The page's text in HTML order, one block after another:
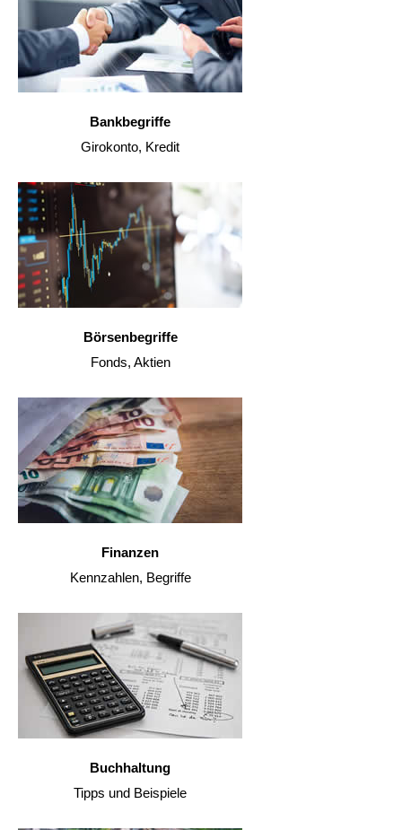
Bankbegriffe
Girokonto, Kredit
Börsenbegriffe
Fonds, Aktien
Finanzen
Kennzahlen, Begriffe
Buchhaltung
Tipps und Beispiele